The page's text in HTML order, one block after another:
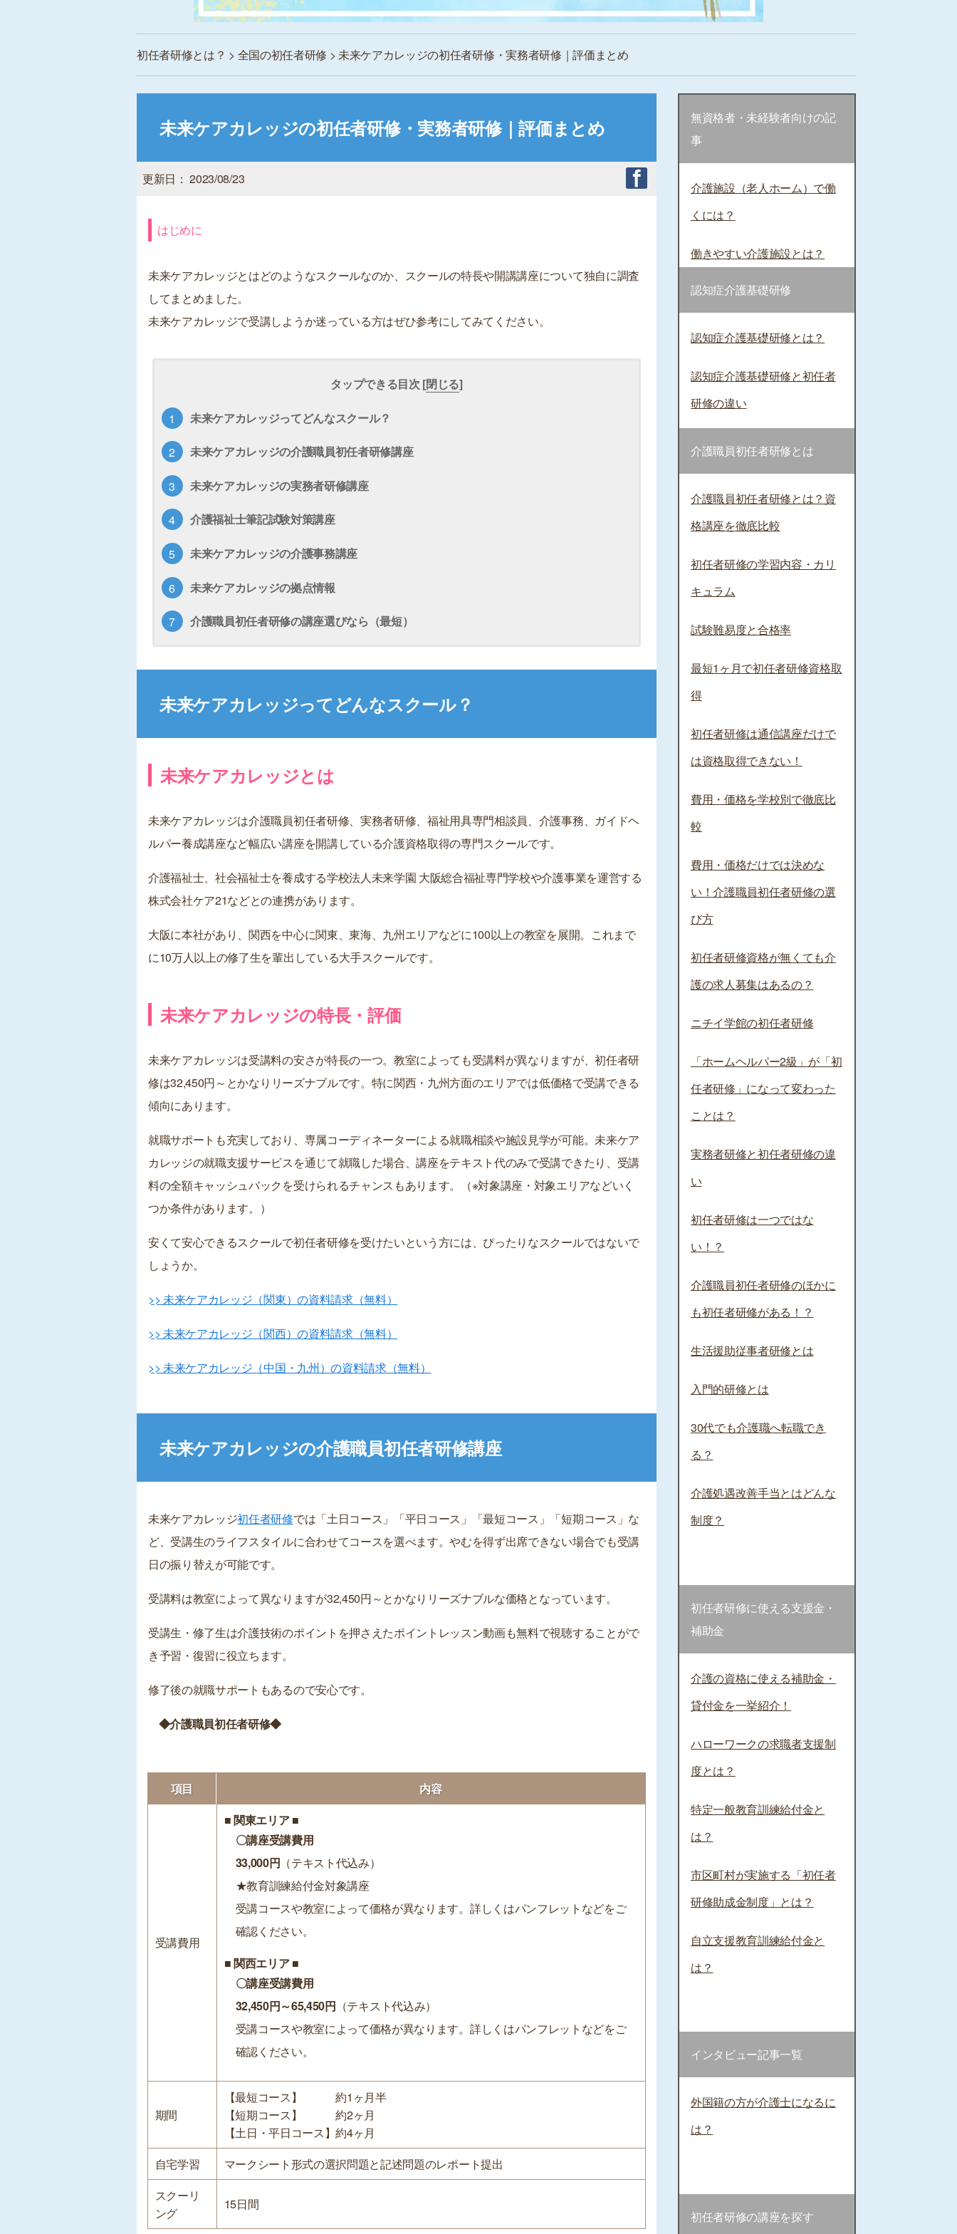
初任者研修とは？ > 全国の初任者研修 > 未来ケアカレッジの初任者研修・実務者研修｜評価まとめ
未来ケアカレッジの初任者研修・実務者研修｜評価まとめ
更新日： 2023/08/23
はじめに
未来ケアカレッジとはどのようなスクールなのか、スクールの特長や開講講座について独自に調査
してまとめました。
未来ケアカレッジで受講しようか迷っている方はぜひ参考にしてみてください。
タップできる目次 [閉じる]
未来ケアカレッジってどんなスクール？
未来ケアカレッジの介護職員初任者研修講座
未来ケアカレッジの実務者研修講座
介護福祉士筆記試験対策講座
未来ケアカレッジの介護事務講座
未来ケアカレッジの拠点情報
介護職員初任者研修の講座選びなら（最短）
未来ケアカレッジってどんなスクール？
未来ケアカレッジとは
未来ケアカレッジは介護職員初任者研修、実務者研修、福祉用具専門相談員、介護事務、ガイドヘ
ルパー養成講座など幅広い講座を開講している介護資格取得の専門スクールです。
介護福祉士、社会福祉士を養成する学校法人未来学園 大阪総合福祉専門学校や介護事業を運営する
株式会社ケア21などとの連携があります。
大阪に本社があり、関西を中心に関東、東海、九州エリアなどに100以上の教室を展開。これまで
に10万人以上の修了生を輩出している大手スクールです。
未来ケアカレッジの特長・評価
未来ケアカレッジは受講料の安さが特長の一つ。教室によっても受講料が異なりますが、初任者研
修は32,450円～とかなりリーズナブルです。特に関西・九州方面のエリアでは低価格で受講できる
傾向にあります。
就職サポートも充実しており、専属コーディネーターによる就職相談や施設見学が可能。未来ケア
カレッジの就職支援サービスを通じて就職した場合、講座をテキスト代のみで受講できたり、受講
料の全額キャッシュバックを受けられるチャンスもあります。（※対象講座・対象エリアなどいく
つか条件があります。）
安くて安心できるスクールで初任者研修を受けたいという方には、ぴったりなスクールではないで
しょうか。
>> 未来ケアカレッジ（関東）の資料請求（無料）
>> 未来ケアカレッジ（関西）の資料請求（無料）
>> 未来ケアカレッジ（中国・九州）の資料請求（無料）
未来ケアカレッジの介護職員初任者研修講座
未来ケアカレッジ初任者研修では「土日コース」「平日コース」「最短コース」「短期コース」な
ど、受講生のライフスタイルに合わせてコースを選べます。やむを得ず出席できない場合でも受講
日の振り替えが可能です。
受講料は教室によって異なりますが32,450円～とかなりリーズナブルな価格となっています。
受講生・修了生は介護技術のポイントを押さえたポイントレッスン動画も無料で視聴することがで
き予習・復習に役立ちます。
修了後の就職サポートもあるので安心です。
◆介護職員初任者研修◆
項目 内容
受講費用
■ 関東エリア ■
〇講座受講費用
33,000円 （テキスト代込み）
★教育訓練給付金対象講座
受講コースや教室によって価格が異なります。詳しくはパンフレットなどをご
確認ください。
■ 関西エリア ■
〇講座受講費用
32,450円～65,450円 （テキスト代込み）
受講コースや教室によって価格が異なります。詳しくはパンフレットなどをご
確認ください。
期間
【最短コース】 約1ヶ月半
【短期コース】 約2ヶ月
【土日・平日コース】約4ヶ月
自宅学習
マークシート形式の選択問題と記述問題のレポート提出
スクーリ
ング
15日間
無資格者・未経験者向けの記
事
介護施設（老人ホーム）で働
くには？
働きやすい介護施設とは？
認知症介護基礎研修
認知症介護基礎研修とは？
認知症介護基礎研修と初任者
研修の違い
介護職員初任者研修とは
介護職員初任者研修とは？資
格講座を徹底比較
初任者研修の学習内容・カリ
キュラム
試験難易度と合格率
最短1ヶ月で初任者研修資格取
得
初任者研修は通信講座だけで
は資格取得できない！
費用・価格を学校別で徹底比
較
費用・価格だけでは決めな
い！介護職員初任者研修の選
び方
初任者研修資格が無くても介
護の求人募集はあるの？
ニチイ学館の初任者研修
「ホームヘルパー2級」が「初
任者研修」になって変わった
ことは？
実務者研修と初任者研修の違
い
初任者研修は一つではな
い！？
介護職員初任者研修のほかに
も初任者研修がある！？
生活援助従事者研修とは
入門的研修とは
30代でも介護職へ転職でき
る？
介護処遇改善手当とはどんな
制度？
初任者研修に使える支援金・
補助金
介護の資格に使える補助金・
貸付金を一挙紹介！
ハローワークの求職者支援制
度とは？
特定一般教育訓練給付金と
は？
市区町村が実施する「初任者
研修助成金制度」とは？
自立支援教育訓練給付金と
は？
インタビュー記事一覧
外国籍の方が介護士になるに
は？
初任者研修の講座を探す